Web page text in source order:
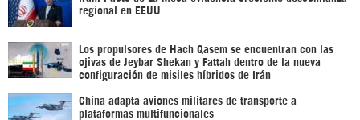
regional en EEUU
Los propulsores de Hach Qasem se encuentran con las
ojivas de Jeybar Shekan y Fattah dentro de la nueva
configuración de misiles híbridos de Irán
China adapta aviones militares de transporte a
plataformas multifuncionales